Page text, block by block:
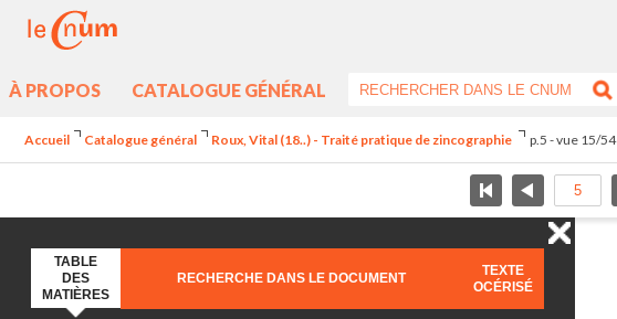
À PROPOS CATALOGUE GÉNÉRAL
Accueil Catalogue général Roux, Vital (18..) - Traité pratique de zincographie p.5 - vue 15/54
TABLE
DES
MATIÈRES
RECHERCHE DANS LE DOCUMENT
TEXTE
OCÉRISÉ